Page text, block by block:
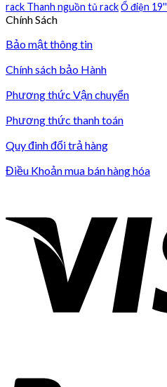
rack Thanh nguồn tủ rackỔ điện 19''
Chính Sách
Bảo mật thông tin
Chính sách bảo Hành
Phương thức Vận chuyển
Phương thức thanh toán
Quy đinh đổi trả hàng
Điều Khoản mua bán hàng hóa